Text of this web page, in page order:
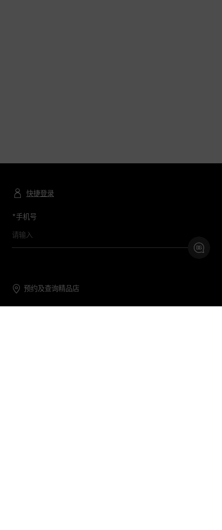
快捷登录
*手机号
预约及查询精品店